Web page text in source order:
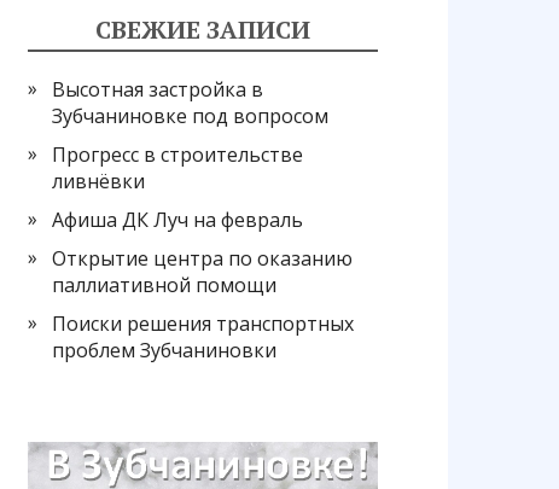
СВЕЖИЕ ЗАПИСИ
Высотная застройка в
Зубчаниновке под вопросом
Прогресс в строительстве
ливнёвки
Афиша ДК Луч на февраль
Открытие центра по оказанию
паллиативной помощи
Поиски решения транспортных
проблем Зубчаниновки